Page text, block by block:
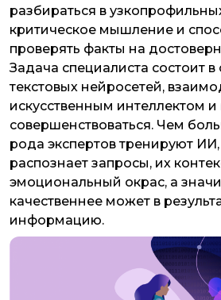
разбираться в
критическое мышление и
проверять факты на
Задача специалиста состоит
текстовых нейросетей,
искусственным интеллектом
совершенствоваться. Чем
рода экспертов тренируют
распознает запросы, их
эмоциональный окрас, а
качественнее может в
информацию.